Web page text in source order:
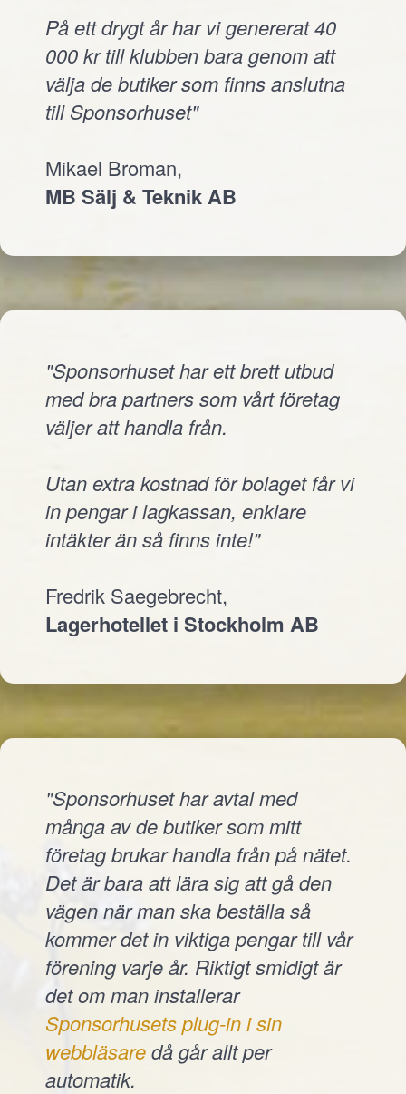
På ett drygt år har vi genererat 40
000 kr till klubben bara genom att
välja de butiker som finns anslutna
till Sponsorhuset"
Mikael Broman,
MB Sälj & Teknik AB
"Sponsorhuset har ett brett utbud
med bra partners som vårt företag
väljer att handla från.
Utan extra kostnad för bolaget får vi
in pengar i lagkassan, enklare
intäkter än så finns inte!"
Fredrik Saegebrecht,
Lagerhotellet i Stockholm AB
"Sponsorhuset har avtal med
många av de butiker som mitt
företag brukar handla från på nätet.
Det är bara att lära sig att gå den
vägen när man ska beställa så
kommer det in viktiga pengar till vår
förening varje år. Riktigt smidigt är
det om man installerar
Sponsorhusets plug-in i sin
webbläsaredå går allt per
automatik.